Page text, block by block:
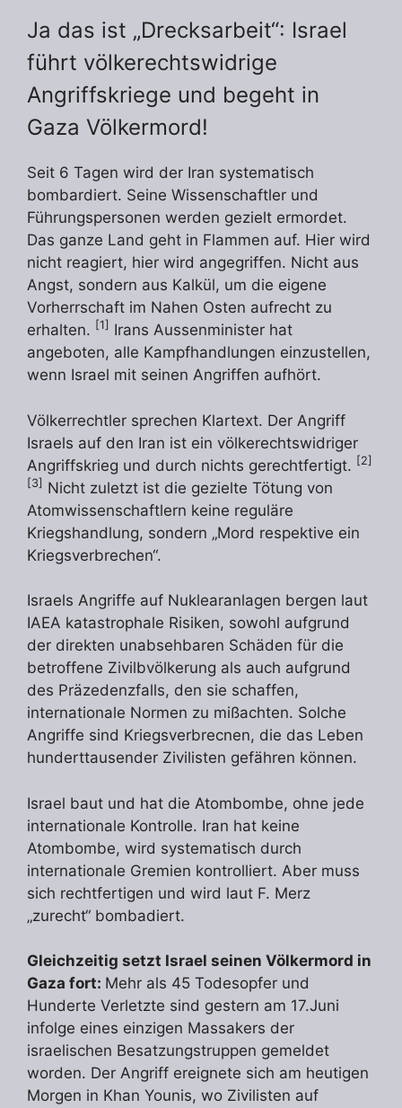
Ja das ist „Drecksarbeit“: Israel
führt völkerechtswidrige
Angriffskriege und begeht in
Gaza Völkermord!
Seit 6 Tagen wird der Iran systematisch
bombardiert. Seine Wissenschaftler und
Führungspersonen werden gezielt ermordet.
Das ganze Land geht in Flammen auf. Hier wird
nicht reagiert, hier wird angegriffen. Nicht aus
Angst, sondern aus Kalkül, um die eigene
Vorherrschaft im Nahen Osten aufrecht zu
erhalten. [1] Irans Aussenminister hat
angeboten, alle Kampfhandlungen einzustellen,
wenn Israel mit seinen Angriffen aufhört.
Völkerrechtler sprechen Klartext. Der Angriff
Israels auf den Iran ist ein völkerechtswidriger
Angriffskrieg und durch nichts gerechtfertigt. [2]
[3] Nicht zuletzt ist die gezielte Tötung von
Atomwissenschaftlern keine reguläre
Kriegshandlung, sondern „Mord respektive ein
Kriegsverbrechen“.
Israels Angriffe auf Nuklearanlagen bergen laut
IAEA katastrophale Risiken, sowohl aufgrund
der direkten unabsehbaren Schäden für die
betroffene Zivilbvölkerung als auch aufgrund
des Präzedenzfalls, den sie schaffen,
internationale Normen zu mißachten. Solche
Angriffe sind Kriegsverbrecnen, die das Leben
hunderttausender Zivilisten gefähren können.
Israel baut und hat die Atombombe, ohne jede
internationale Kontrolle. Iran hat keine
Atombombe, wird systematisch durch
internationale Gremien kontrolliert. Aber muss
sich rechtfertigen und wird laut F. Merz
„zurecht“ bombadiert.
Gleichzeitig setzt Israel seinen Völkermord in
Gaza fort: Mehr als 45 Todesopfer und
Hunderte Verletzte sind gestern am 17.Juni
infolge eines einzigen Massakers der
israelischen Besatzungstruppen gemeldet
worden. Der Angriff ereignete sich am heutigen
Morgen in Khan Younis, wo Zivilisten auf